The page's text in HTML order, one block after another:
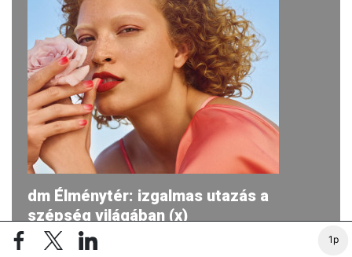
1p
dm Élménytér: izgalmas utazás a
szépség világában (x)
2026-ban ismét egy egyedülálló utazásra hívja a dm a